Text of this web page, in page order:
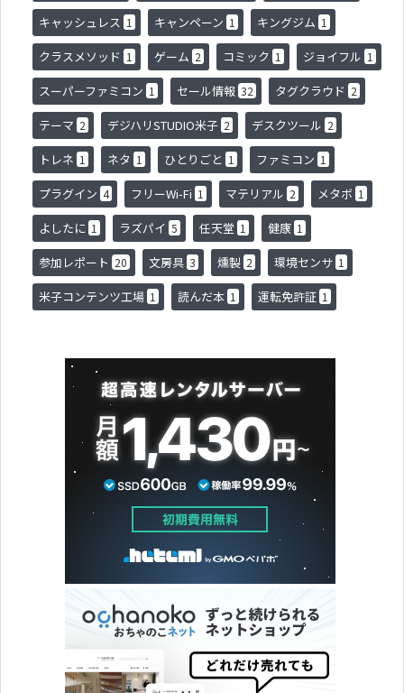
キャッシュレス 1 キャンペーン 1 キングジム 1
クラスメソッド 1 ゲーム 2 コミック 1 ジョイフル 1
スーパーファミコン 1 セール情報 32 タグクラウド 2
テーマ 2 デジハリSTUDIO米子 2 デスクツール 2
トレネ 1 ネタ 1 ひとりごと 1 ファミコン 1
プラグイン 4 フリーWi-Fi 1 マテリアル 2 メタボ 1
よしたに 1 ラズパイ 5 任天堂 1 健康 1
参加レポート 20 文房具 3 燻製 2 環境センサ 1
米子コンテンツ工場 1 読んだ本 1 運転免許証 1